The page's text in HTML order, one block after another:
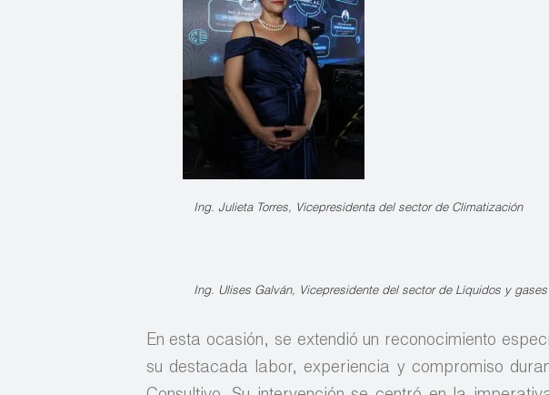
Ing. Julieta Torres, Vicepresidenta del sector de Climatización
Ing. Ulises Galván, Vicepresidente del sector de Líquidos y gases
En esta ocasión, se extendió un reconocimiento
su destacada labor, experiencia y compromiso